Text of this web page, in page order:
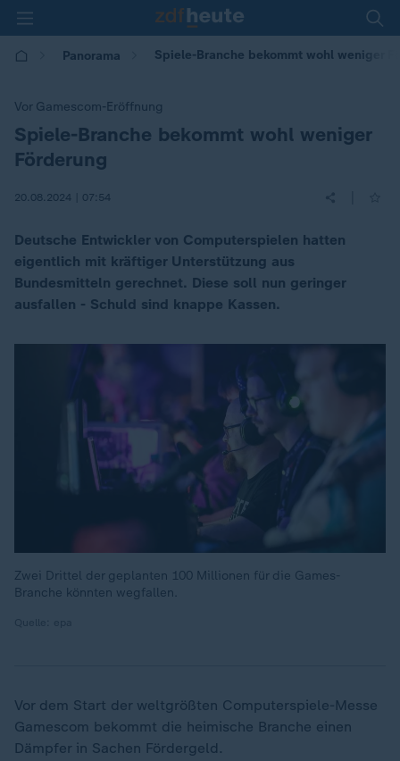
Panorama Spiele-Branche bekommt wohl weniger
Vor Gamescom-Eröffnung
:
Spiele-Branche bekommt wohl weniger
Förderung
20.08.2024 | 07:54
Deutsche Entwickler von Computerspielen hatten
eigentlich mit kräftiger Unterstützung aus
Bundesmitteln gerechnet. Diese soll nun geringer
ausfallen - Schuld sind knappe Kassen.
Zwei Drittel der geplanten 100 Millionen für die Games-
Branche könnten wegfallen.
Vor dem Start der weltgrößten Computerspiele-Messe
Gamescom bekommt die heimische Branche einen
Dämpfer in Sachen Fördergeld.